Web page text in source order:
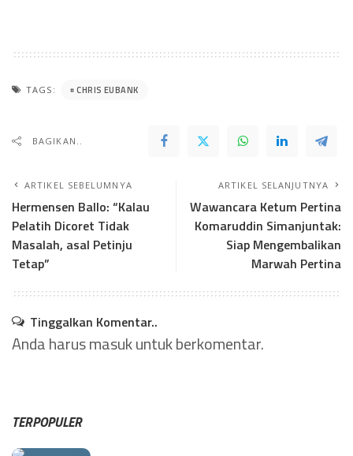
TAGS: CHRIS EUBANK
BAGIKAN..
ARTIKEL SEBELUMNYA
Hermensen Ballo: “Kalau
Pelatih Dicoret Tidak
Masalah, asal Petinju
Tetap”
ARTIKEL SELANJUTNYA
Wawancara Ketum Pertina
Komaruddin Simanjuntak:
Siap Mengembalikan
Marwah Pertina
Tinggalkan Komentar..
Anda harusmasukuntuk berkomentar.
TERPOPULER